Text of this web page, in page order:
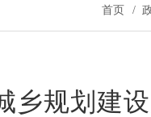
首页 /
乡规划建